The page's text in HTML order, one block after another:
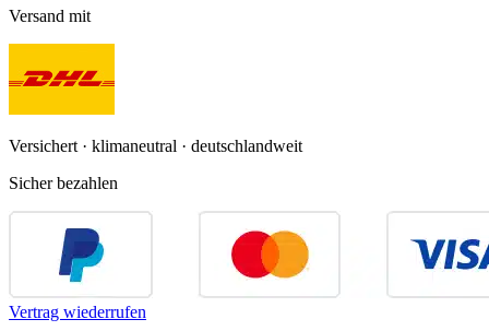
Versand mit
Versichert · klimaneutral · deutschlandweit
Sicher bezahlen
Vertrag wiederrufen